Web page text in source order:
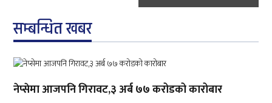
सम्बन्धित खबर
नेप्सेमा आजपनि गिरावट,३ अर्ब ७७ करोडको कारोबार